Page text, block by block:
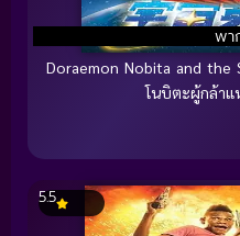
พา
Doraemon Nobita and the
โนบิตะผู้กล้าแ
5.5